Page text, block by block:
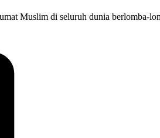
Muslim di seluruh dunia berlomba-